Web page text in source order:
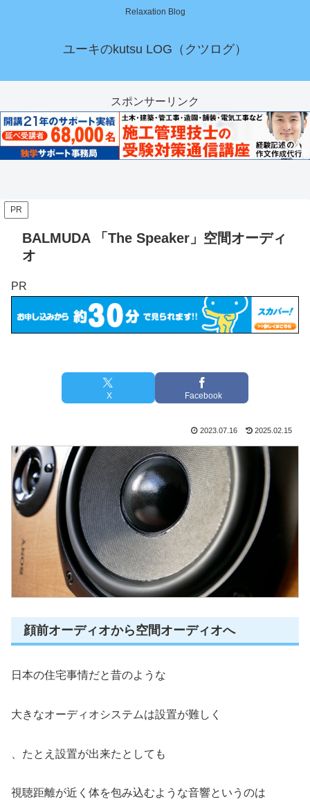
Relaxation Blog
ユーキのkutsu LOG（クツログ）
スポンサーリンク
PR
BALMUDA 「The Speaker」空間オーディ
オ
PR
X Facebook
2023.07.16 2025.02.15
顔前オーディオから空間オーディオへ
日本の住宅事情だと昔のような
大きなオーディオシステムは設置が難しく
、たとえ設置が出来たとしても
視聴距離が近く体を包み込むような音響というのは